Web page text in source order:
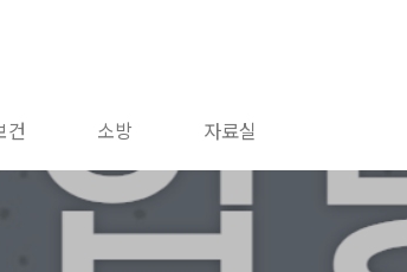
건 소방 자료실